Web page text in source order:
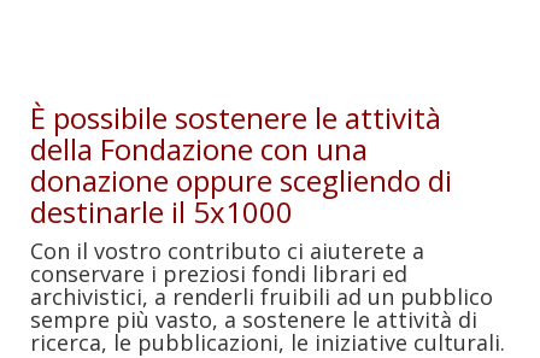
È possibile sostenere le attività
della Fondazione con una
donazione oppure scegliendo di
destinarle il 5x1000
Con il vostro contributo ci aiuterete a
conservare i preziosi fondi librari ed
archivistici, a renderli fruibili ad un pubblico
sempre più vasto, a sostenere le attività di
ricerca, le pubblicazioni, le iniziative culturali.